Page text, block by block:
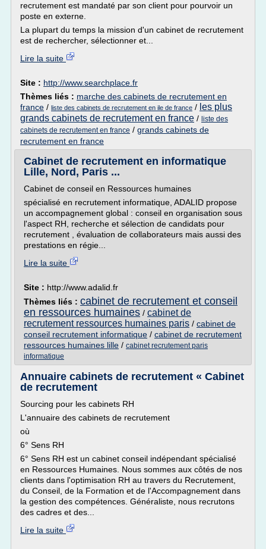
recrutement est mandaté par son client pour pourvoir un
poste en externe.
La plupart du temps la mission d'un cabinet de recrutement
est de rechercher, sélectionner et...
Lire la suite
Site : http://www.searchplace.fr
Thèmes liés : marche des cabinets de recrutement en
france / liste des cabinets de recrutement en ile de france / les plus
grands cabinets de recrutement en france / liste des
cabinets de recrutement en france / grands cabinets de
recrutement en france
Cabinet de recrutement en informatique
Lille, Nord, Paris ...
Cabinet de conseil en Ressources humaines
spécialisé en recrutement informatique, ADALID propose
un accompagnement global : conseil en organisation sous
l'aspect RH, recherche et sélection de candidats pour
recrutement , évaluation de collaborateurs mais aussi des
prestations en régie...
Lire la suite
Site : http://www.adalid.fr
Thèmes liés : cabinet de recrutement et conseil
en ressources humaines / cabinet de
recrutement ressources humaines paris / cabinet de
conseil recrutement informatique / cabinet de recrutement
ressources humaines lille / cabinet recrutement paris
informatique
Annuaire cabinets de recrutement « Cabinet
de recrutement
Sourcing pour les cabinets RH
L'annuaire des cabinets de recrutement
où
6° Sens RH
6° Sens RH est un cabinet conseil indépendant spécialisé
en Ressources Humaines. Nous sommes aux côtés de nos
clients dans l'optimisation RH au travers du Recrutement,
du Conseil, de la Formation et de l'Accompagnement dans
la gestion des compétences. Généraliste, nous recrutons
des cadres et des...
Lire la suite